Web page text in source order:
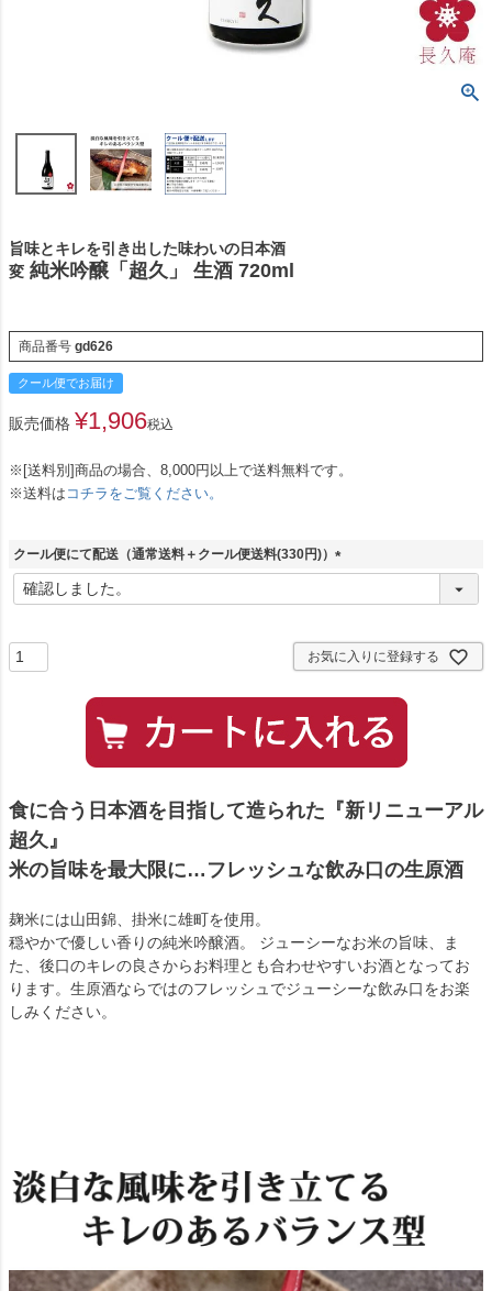
旨味とキレを引き出した味わいの日本酒
変 純米吟醸「超久」 生酒 720ml
商品番号 gd626
クール便でお届け
販売価格 ¥1,906税込
※[送料別]商品の場合、8,000円以上で送料無料です。
※送料は コチラをご覧ください。
クール便にて配送（通常送料＋クール便送料(330円)）
(
お気に入りに登録する
食に合う日本酒を目指して造られた『新リニューアル
超久』
米の旨味を最大限に…フレッシュな飲み口の生原酒
麹米には山田錦、掛米に雄町を使用。
穏やかで優しい香りの純米吟醸酒。 ジューシーなお米の旨味、ま
た、後口のキレの良さからお料理とも合わせやすいお酒となってお
ります。生原酒ならではのフレッシュでジューシーな飲み口をお楽
しみください。